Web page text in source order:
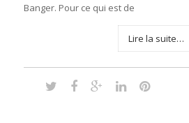
Banger. Pour ce qui est de
Lire la suite…